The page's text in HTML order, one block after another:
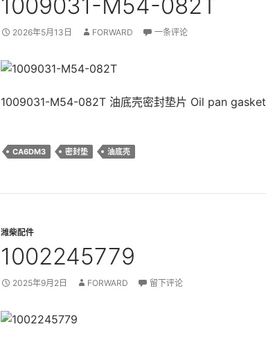
1009031-M54-082T
2026年5月13日 FORWARD 一条评论
1009031-M54-082T 油底壳密封垫片 Oil pan gasket
CA6DM3 密封垫 油底壳
潍柴配件
1002245779
2025年9月2日 FORWARD 留下评论